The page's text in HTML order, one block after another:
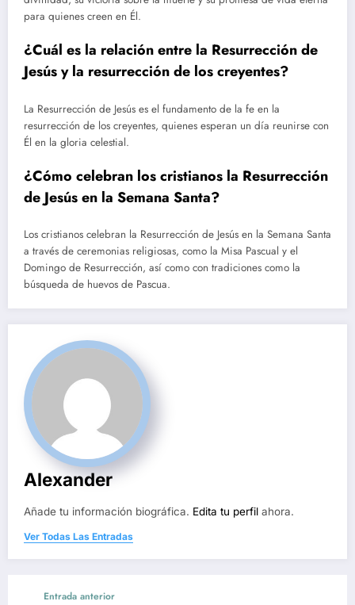
para quienes creen en Él.
¿Cuál es la relación entre la Resurrección de
Jesús y la resurrección de los creyentes?
La Resurrección de Jesús es el fundamento de la fe en la
resurrección de los creyentes, quienes esperan un día reunirse con
Él en la gloria celestial.
¿Cómo celebran los cristianos la Resurrección
de Jesús en la Semana Santa?
Los cristianos celebran la Resurrección de Jesús en la Semana Santa
a través de ceremonias religiosas, como la Misa Pascual y el
Domingo de Resurrección, así como con tradiciones como la
búsqueda de huevos de Pascua.
Alexander
Añade tu información biográfica. Edita tu perfil ahora.
Ver Todas Las Entradas
Entrada anterior